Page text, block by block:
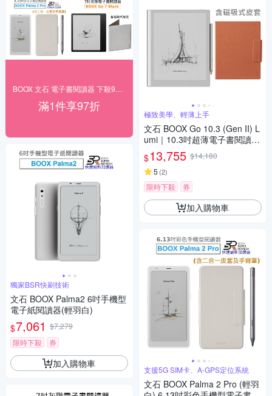
滿1件享97折
獨家BSR快刷技術
文石 BOOX Palma2 6吋手機型
電子紙閱讀器(輕羽白)
$7,061 $7,279
限時下殺
券
加入購物車
極致美學、輕薄上手
文石 BOOX Go 10.3 (Gen II) L
umi｜10.3吋超薄電子書閱讀器
(前光版)【磁吸式皮套組】
$13,755 $14,180
5 (2)
限時下殺 券
加入購物車
支援5G SIM卡、A-GPS定位系統
文石 BOOX Palma 2 Pro (輕羽